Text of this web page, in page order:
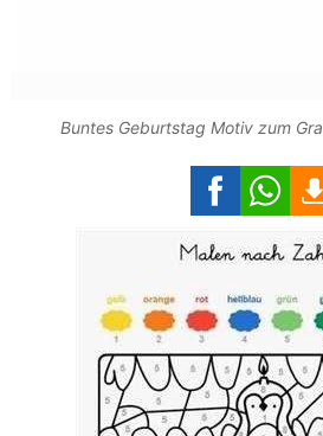
Buntes Geburtstag Motiv zum